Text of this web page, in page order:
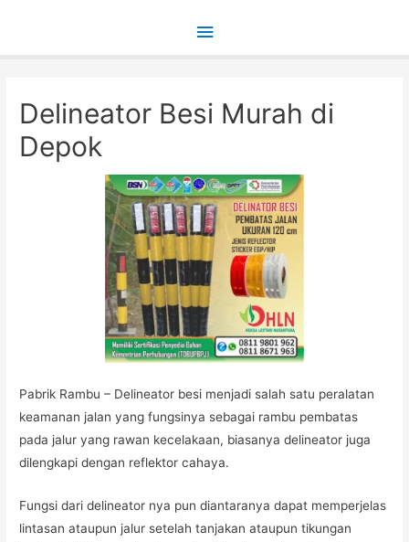
Main
Delineator Besi Murah di
Depok
Pabrik Rambu – Delineator besi menjadi salah satu peralatan
keamanan jalan yang fungsinya sebagai rambu pembatas
pada jalur yang rawan kecelakaan, biasanya delineator juga
dilengkapi dengan reflektor cahaya.
Fungsi dari delineator nya pun diantaranya dapat memperjelas
lintasan ataupun jalur setelah tanjakan ataupun tikungan